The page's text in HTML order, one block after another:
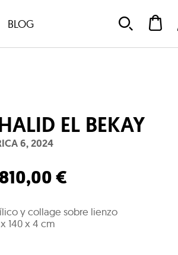
BLOG
EL BEKAY
6,2024
€
y collage sobre lienzo
x 140 x 4 cm